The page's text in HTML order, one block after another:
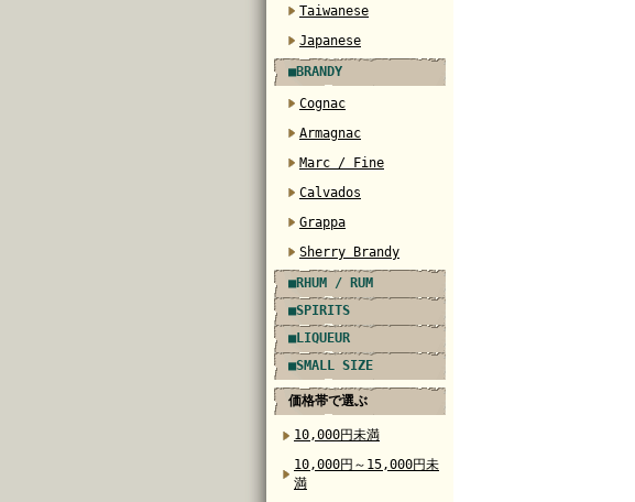
Taiwanese
Japanese
■BRANDY
Cognac
Armagnac
Marc / Fine
Calvados
Grappa
Sherry Brandy
■RHUM / RUM
■SPIRITS
■LIQUEUR
■SMALL SIZE
価格帯で選ぶ
10,000円未満
10,000円～15,000円未
満